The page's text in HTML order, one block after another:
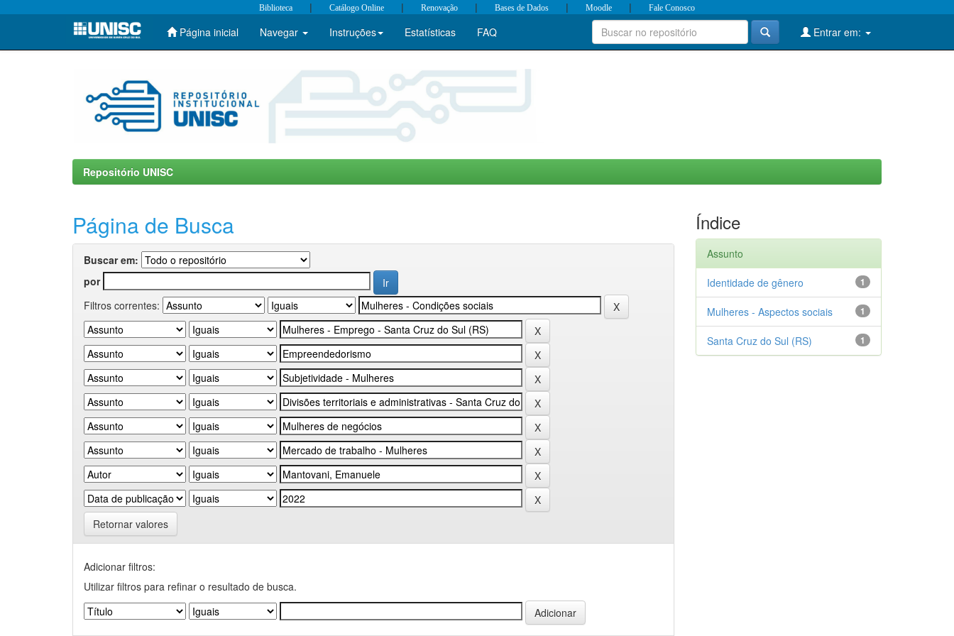
Skip
Biblioteca | Catálogo Online | Renovação | Bases de Dados | Moodle | Fale Conosco
Página inicial Navegar Instruções Estatísticas FAQ Entrar em:
Repositório UNISC
Página de Busca
Buscar em:
por
Filtros correntes:
Retornar valores
Adicionar filtros:
Utilizar filtros para refinar o resultado de busca.
Índice
Assunto
1
Identidade de gênero
1
Mulheres - Aspectos sociais
1
Santa Cruz do Sul (RS)